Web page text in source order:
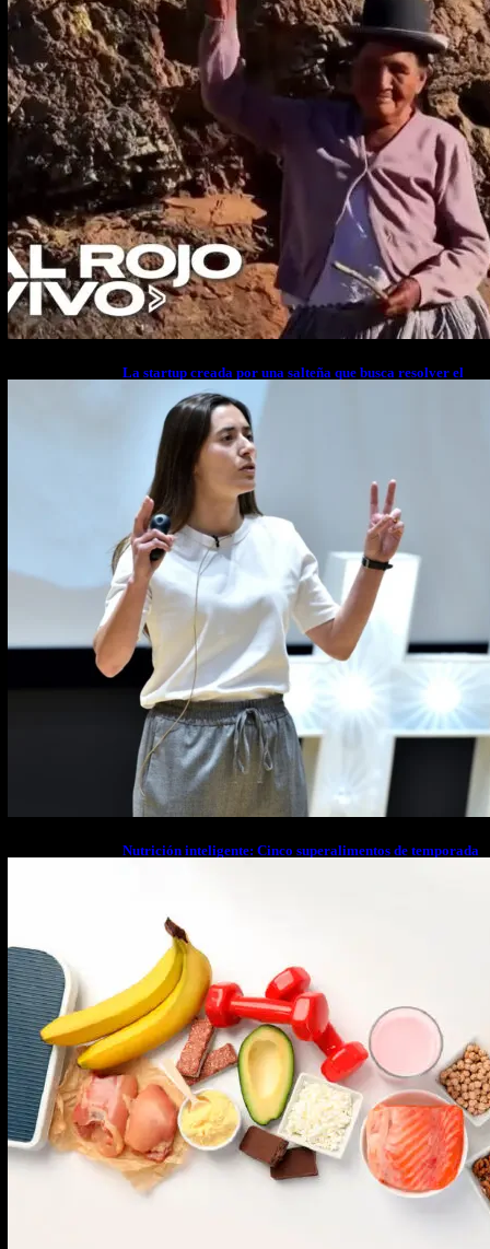
La startup creada por una salteña que busca resolver el
estrés financiero en Latinoamérica
Nutrición inteligente: Cinco superalimentos de temporada